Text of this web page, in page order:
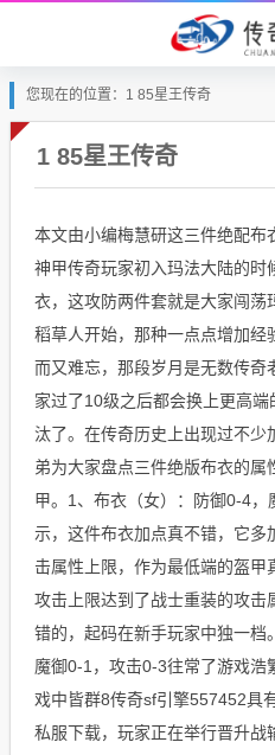
您现在的位置：1 85星王传奇
1 85星王传奇
本文由小编梅慧研这三件绝配布
神甲传奇玩家初入玛法大陆的时
衣，这攻防两件套就是大家闯荡
稻草人开始，那种一点点增加经
而又难忘，那段岁月是无数传奇
家过了10级之后都会换上更高
汰了。在传奇历史上出现过不少
弟为大家盘点三件绝版布衣的属
甲。1、布衣（女）：防御0-4
示，这件布衣加点真不错，它
击属性上限，作为最低端的盔
攻击上限达到了战士重装的攻击
错的，起码在新手玩家中独一档
魔御0-1，攻击0-3往常了游戏浩
戏中皆群8传奇sf引擎557452具
私服下载，玩家正在举行晋升战